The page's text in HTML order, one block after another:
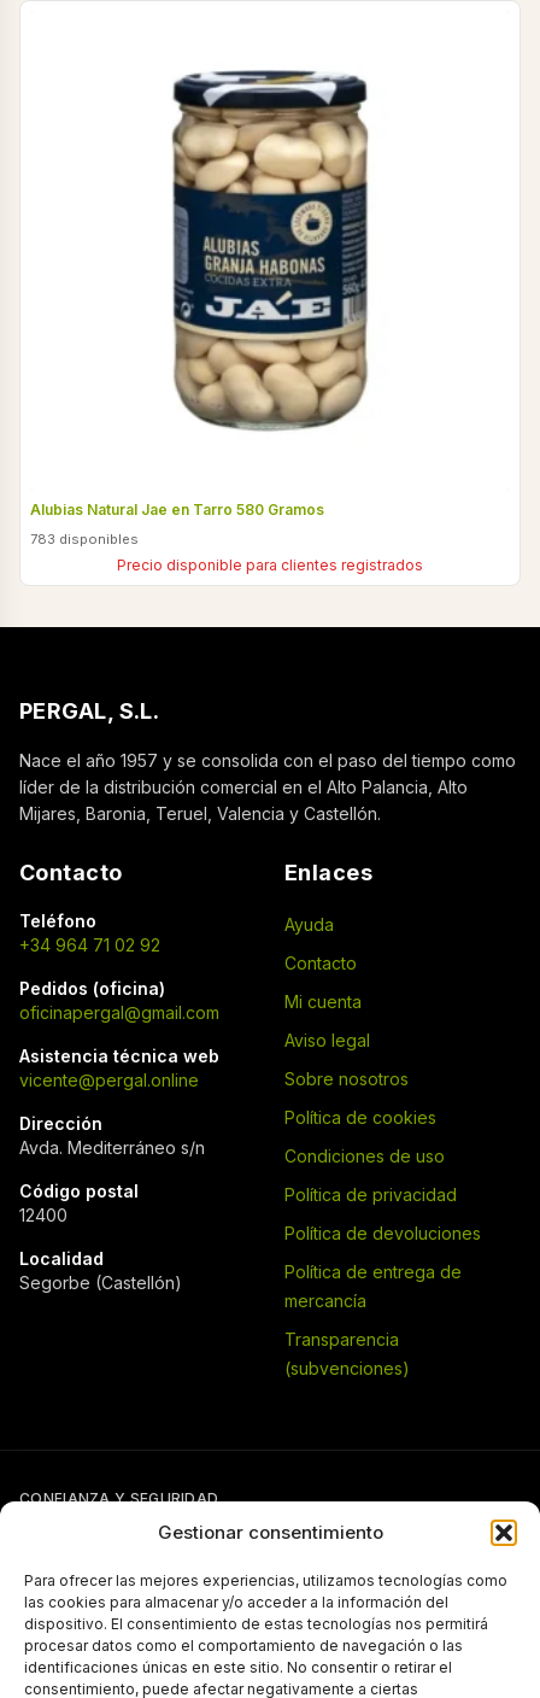
Gestionar consentimiento
Para ofrecer las mejores experiencias, utilizamos tecnologías como
las cookies para almacenar y/o acceder a la información del
dispositivo. El consentimiento de estas tecnologías nos permitirá
procesar datos como el comportamiento de navegación o las
identificaciones únicas en este sitio. No consentir o retirar el
consentimiento, puede afectar negativamente a ciertas
Alubias Natural Jae en Tarro 580 Gramos
783 disponibles
Precio disponible para clientes registrados
PERGAL, S.L.
Nace el año 1957 y se consolida con el paso del tiempo como
líder de la distribución comercial en el Alto Palancia, Alto
Mijares, Baronia, Teruel, Valencia y Castellón.
Contacto
Teléfono
+34 964 71 02 92
Pedidos (oficina)
oficinapergal@gmail.com
Asistencia técnica web
vicente@pergal.online
Dirección
Avda. Mediterráneo s/n
Código postal
12400
Localidad
Segorbe (Castellón)
Enlaces
Ayuda
Contacto
Mi cuenta
Aviso legal
Sobre nosotros
Política de cookies
Condiciones de uso
Política de privacidad
Política de devoluciones
Política de entrega de
mercancía
Transparencia
(subvenciones)
CONFIANZA Y SEGURIDAD
Si tienes otra forma de pago pactada con Pergal (giro, transferencia,